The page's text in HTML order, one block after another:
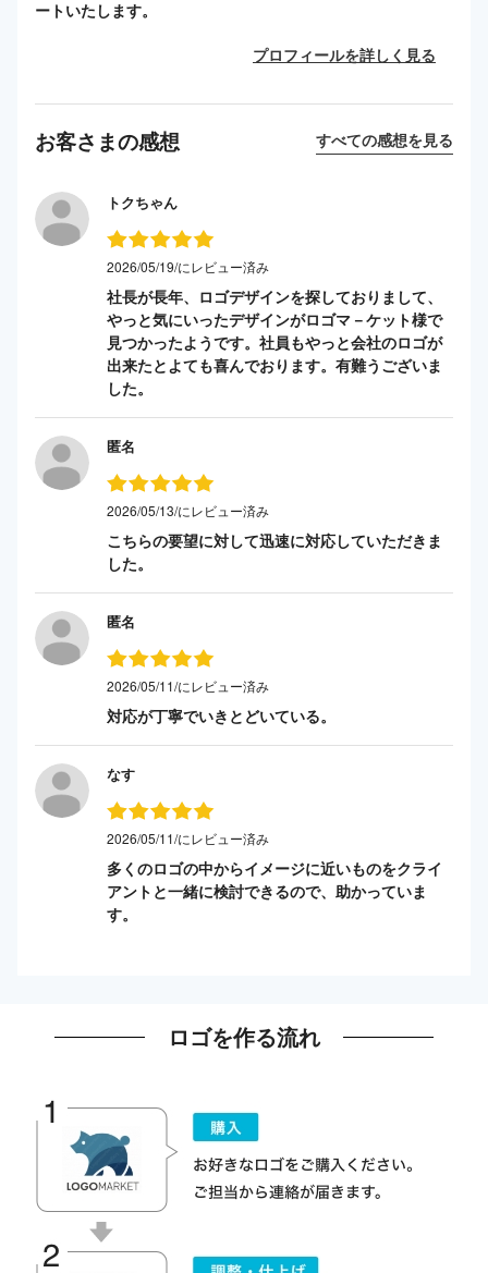
ートいたします。
プロフィールを詳しく見る
お客さまの感想 すべての感想を見る
トクちゃん
2026/05/19/にレビュー済み
社長が長年、ロゴデザインを探しておりまして、
やっと気にいったデザインがロゴマ－ケット様で
見つかったようです。社員もやっと会社のロゴが
出来たとよても喜んでおります。有難うございま
した。
匿名
2026/05/13/にレビュー済み
こちらの要望に対して迅速に対応していただきま
した。
匿名
2026/05/11/にレビュー済み
対応が丁寧でいきとどいている。
なす
2026/05/11/にレビュー済み
多くのロゴの中からイメージに近いものをクライ
アントと一緒に検討できるので、助かっていま
す。
ロゴを作る流れ